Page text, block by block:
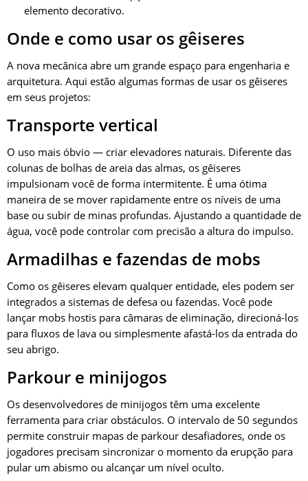
elemento decorativo.
Onde e como usar os gêiseres
A nova mecânica abre um grande espaço para engenharia e
arquitetura. Aqui estão algumas formas de usar os gêiseres
em seus projetos:
Transporte vertical
O uso mais óbvio — criar elevadores naturais. Diferente das
colunas de bolhas de areia das almas, os gêiseres
impulsionam você de forma intermitente. É uma ótima
maneira de se mover rapidamente entre os níveis de uma
base ou subir de minas profundas. Ajustando a quantidade de
água, você pode controlar com precisão a altura do impulso.
Armadilhas e fazendas de mobs
Como os gêiseres elevam qualquer entidade, eles podem ser
integrados a sistemas de defesa ou fazendas. Você pode
lançar mobs hostis para câmaras de eliminação, direcioná-los
para fluxos de lava ou simplesmente afastá-los da entrada do
seu abrigo.
Parkour e minijogos
Os desenvolvedores de minijogos têm uma excelente
ferramenta para criar obstáculos. O intervalo de 50 segundos
permite construir mapas de parkour desafiadores, onde os
jogadores precisam sincronizar o momento da erupção para
pular um abismo ou alcançar um nível oculto.